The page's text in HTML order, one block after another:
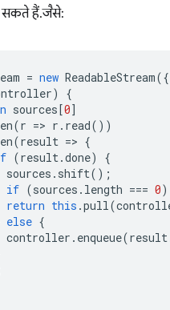
सकते हैं. जैसे:
= new ReadableStream({
)
{
sources[0]
(r => r . read())
(result => {
(result.done)
{
sources . shift();
if (sources . length === 0)
return this .pull(
else {
controller . enqueue(result